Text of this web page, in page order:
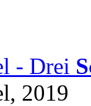
- Drei
2019